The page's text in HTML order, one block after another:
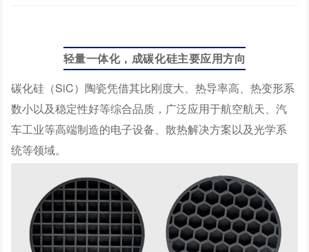
轻量一体化，成碳化硅主要应用方向
碳化硅（SiC）陶瓷凭借其比刚度大、热导率高、热变形系
数小以及稳定性好等综合品质，广泛应用于航空航天、汽
车工业等高端制造的电子设备、散热解决方案以及光学系
统等领域。